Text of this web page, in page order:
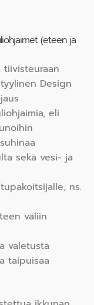
(eteen ja
tiivisteuraan
Design
eli
sekä vesi- ja
ns.
väliin
valetusta
taipuisaa